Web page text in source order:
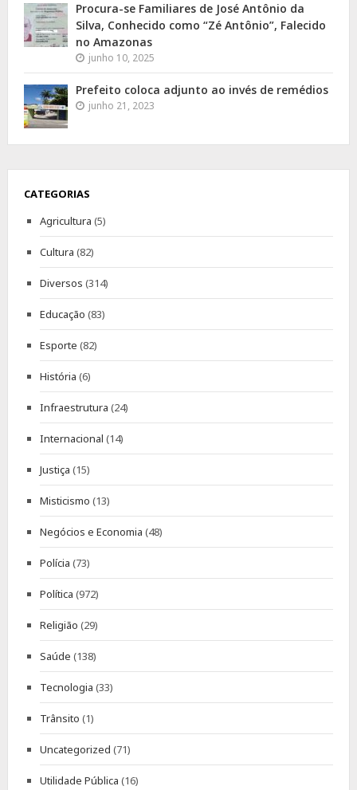
Procura-se Familiares de José Antônio da
Silva, Conhecido como “Zé Antônio”, Falecido
no Amazonas
junho 10, 2025
Prefeito coloca adjunto ao invés de remédios
junho 21, 2023
CATEGORIAS
Agricultura (5)
Cultura (82)
Diversos (314)
Educação (83)
Esporte (82)
História (6)
Infraestrutura (24)
Internacional (14)
Justiça (15)
Misticismo (13)
Negócios e Economia (48)
Polícia (73)
Política (972)
Religião (29)
Saúde (138)
Tecnologia (33)
Trânsito (1)
Uncategorized (71)
Utilidade Pública (16)